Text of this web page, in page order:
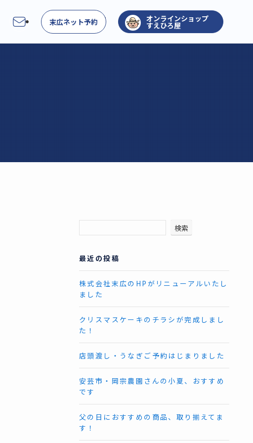
お問い合わせ
末広ネット予約 すえひろ屋
検索
最近の投稿
株式会社末広のHPがリニューアルいたし
ました
クリスマスケーキのチラシが完成しまし
た！
店頭渡し・うなぎご予約はじまりました
安芸市・岡宗農園さんの小夏、おすすめ
です
父の日におすすめの商品、取り揃えてま
す！